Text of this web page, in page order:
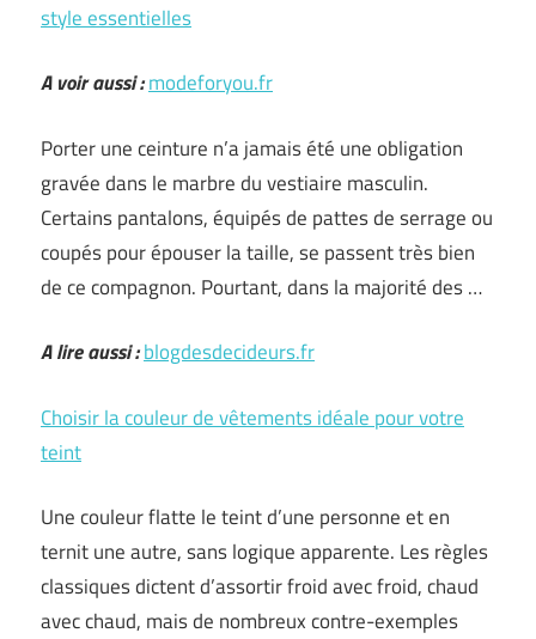
style essentielles
A voir aussi :modeforyou.fr
Porter une ceinture n’a jamais été une obligation
gravée dans le marbre du vestiaire masculin.
Certains pantalons, équipés de pattes de serrage ou
coupés pour épouser la taille, se passent très bien
de ce compagnon. Pourtant, dans la majorité des …
A lire aussi :blogdesdecideurs.fr
Choisir la couleur de vêtements idéale pour votre
teint
Une couleur flatte le teint d’une personne et en
ternit une autre, sans logique apparente. Les règles
classiques dictent d’assortir froid avec froid, chaud
avec chaud, mais de nombreux contre-exemples